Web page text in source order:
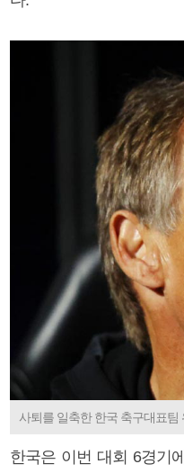
사퇴를 일축한 한국 축구대표
한국은 이번 대회 6경기